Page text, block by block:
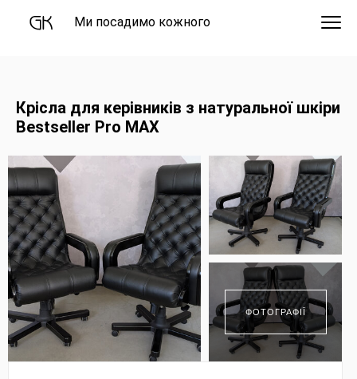
Ми посадимо кожного
Крісла для керівників з натуральної шкіри
Bestseller Pro MAX
ФОТОГРАФІЇ